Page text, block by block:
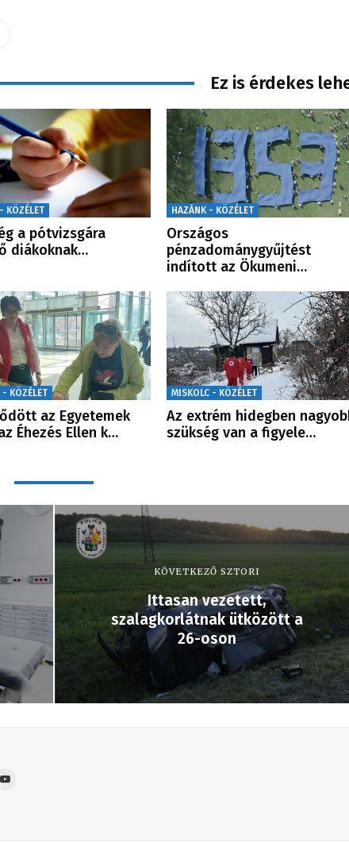
Ez is érdekes
KÖZÉLET
a pótvizsgára
diákoknak…
HAZÁNK - KÖZÉLET
Országos
pénzadománygyűjtést
indított az Ökumeni…
- KÖZÉLET
az Egyetemek
Éhezés Ellen k…
MISKOLC - KÖZÉLET
Az extrém hidegben
szükség van a figyele…
KÖVETKEZŐ SZTORI
Ittasan vezetett,
szalagkorlátnak ütközött a
26-oson